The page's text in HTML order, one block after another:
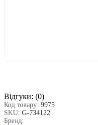
Відгуки: (0)
Код товару: 9975
SKU: G-734122
Бренд: